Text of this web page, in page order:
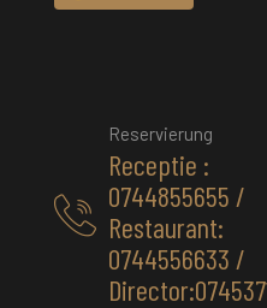
Reservierung
Receptie :
0744855655 /
Restaurant:
0744556633 /